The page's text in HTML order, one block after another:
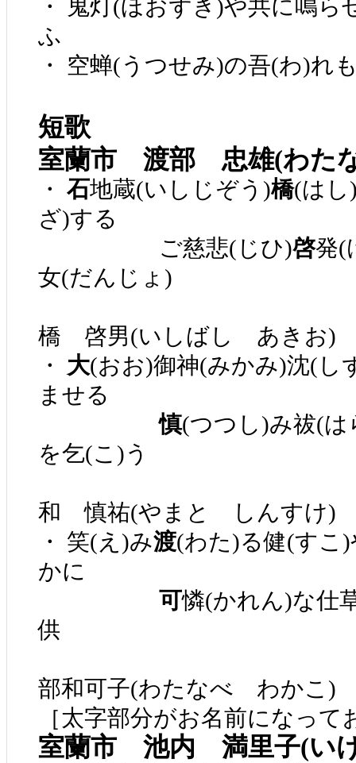
・ 鬼灯(ほおずき)や共に鳴
ふ
・ 空蝉(うつせみ)の吾(わ)れ
短歌
室蘭市 渡部 忠雄(わた
・ 石地蔵(いしじぞう)橋(はし
ざ)する
ご慈悲(じひ)啓発(
女(だんじょ)
橋 啓男(いしばし あきお)
・ 大(おお)御神(みかみ)沈(し
ませる
慎(つつし)み祓(は
を乞(こ)う
和 慎祐(やまと しんすけ)
・ 笑(え)み渡(わた)る健(すこ
かに
可憐(かれん)な仕
供
部和可子(わたなべ わかこ)
［太字部分がお名前になって
室蘭市 池内 満里子(い